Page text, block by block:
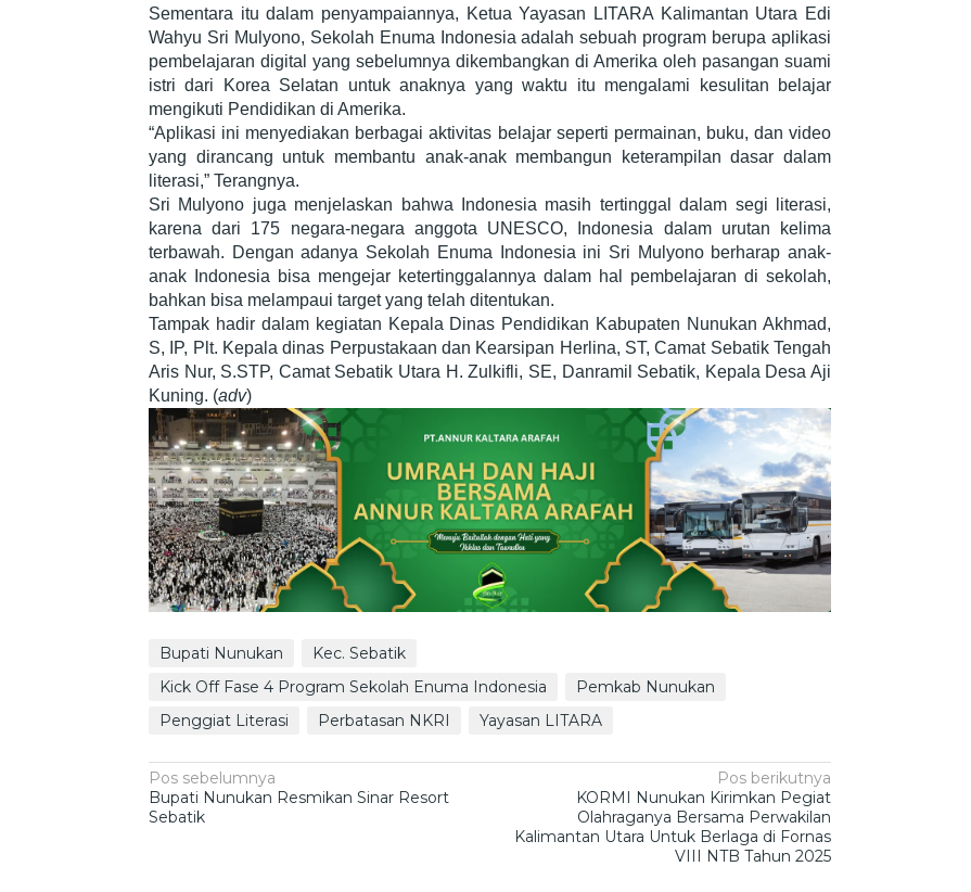
Sementara itu dalam penyampaiannya, Ketua Yayasan LITARA Kalimantan Utara Edi
Wahyu Sri Mulyono, Sekolah Enuma Indonesia adalah sebuah program berupa aplikasi
pembelajaran digital yang sebelumnya dikembangkan di Amerika oleh pasangan suami
istri dari Korea Selatan untuk anaknya yang waktu itu mengalami kesulitan belajar
mengikuti Pendidikan di Amerika.
“Aplikasi ini menyediakan berbagai aktivitas belajar seperti permainan, buku, dan video
yang dirancang untuk membantu anak-anak membangun keterampilan dasar dalam
literasi,” Terangnya.
Sri Mulyono juga menjelaskan bahwa Indonesia masih tertinggal dalam segi literasi,
karena dari 175 negara-negara anggota UNESCO, Indonesia dalam urutan kelima
terbawah. Dengan adanya Sekolah Enuma Indonesia ini Sri Mulyono berharap anak-
anak Indonesia bisa mengejar ketertinggalannya dalam hal pembelajaran di sekolah,
bahkan bisa melampaui target yang telah ditentukan.
Tampak hadir dalam kegiatan Kepala Dinas Pendidikan Kabupaten Nunukan Akhmad,
S, IP, Plt. Kepala dinas Perpustakaan dan Kearsipan Herlina, ST, Camat Sebatik Tengah
Aris Nur, S.STP, Camat Sebatik Utara H. Zulkifli, SE, Danramil Sebatik, Kepala Desa Aji
Kuning. (adv)
Bupati Nunukan
Kec. Sebatik
Kick Off Fase 4 Program Sekolah Enuma Indonesia
Pemkab Nunukan
Penggiat Literasi
Perbatasan NKRI Yayasan LITARA
Navigasi
pos
Pos sebelumnya
Bupati Nunukan Resmikan Sinar Resort
Sebatik
Pos berikutnya
KORMI Nunukan Kirimkan Pegiat
Olahraganya Bersama Perwakilan
Kalimantan Utara Untuk Berlaga di Fornas
VIII NTB Tahun 2025